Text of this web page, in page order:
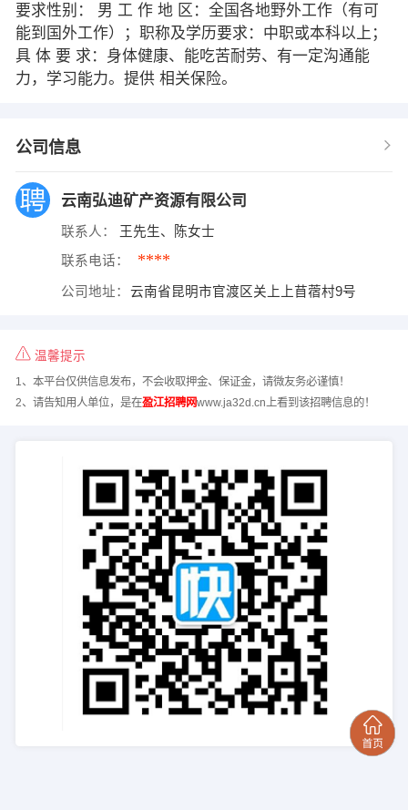
要求性别： 男 工 作 地 区：全国各地野外工作（有可
能到国外工作）；职称及学历要求：中职或本科以上；
具 体 要 求：身体健康、能吃苦耐劳、有一定沟通能
力，学习能力。提供 相关保险。
公司信息
云南弘迪矿产资源有限公司
联系人： 王先生、陈女士
联系电话： ****
公司地址： 云南省昆明市官渡区关上上苜蓿村9号
温馨提示
1、本平台仅供信息发布，不会收取押金、保证金，请微友务必谨慎！
2、请告知用人单位，是在盈江招聘网www.ja32d.cn上看到该招聘信息的！